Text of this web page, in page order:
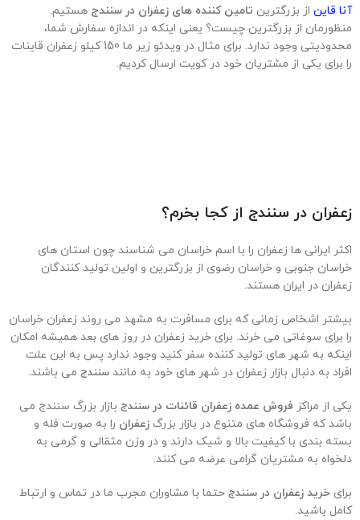
آنا قاین از بزرگترین تامین کننده های زعفران در سنندج هستیم.
منظورمان از بزرگترین چیست؟ یعنی اینکه در اندازه سفارش شما،
محدودیتی وجود ندارد. برای مثال در ویدئو زیر ما 150 کیلو زعفران قاینات
را برای یکی از مشتریان خود در کویت ارسال کردیم.
زعفران در سنندج از کجا بخرم؟
اکثر ایرانی ها زعفران را با اسم خراسان می شناسند چون استان های
خراسان جنوبی و خراسان رضوی از بزرگترین و اولین تولید کنندگان
زعفران در ایران هستند.
بیشتر اشخاص زمانی که برای مسافرت به مشهد می روند زعفران خراسان
را برای سوغاتی می خرند. برای خرید زعفران در روز های بعد همیشه امکان
اینکه به شهر های تولید کننده سفر کنید وجود ندارد پس به این علت
افراد به دنبال بازار زعفران در شهر های خود به مانند سنندج می باشند.
یکی از مراکز فروش عمده زعفران قائنات در سنندج بازار بزرگ سنندج می
باشد که فروشگاه های متنوع در بازار بزرگ زعفران را به صورت فله و
بسته بندی با کیفیت بالا و شیک دارند و در وزن مثقالی و گرمی به
دلخواه به مشتریان گرامی عرضه می کنند.
برای خرید زعفران در سنندج حتما با مشاوران مجرب ما در تماس و ارتباط
کامل باشید.